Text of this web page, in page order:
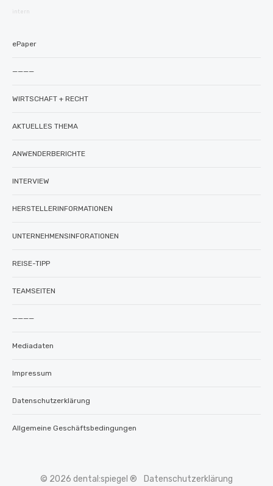
intern
ePaper
————
WIRTSCHAFT + RECHT
AKTUELLES THEMA
ANWENDERBERICHTE
INTERVIEW
HERSTELLERINFORMATIONEN
UNTERNEHMENSINFORATIONEN
REISE-TIPP
TEAMSEITEN
————
Mediadaten
Impressum
Datenschutzerklärung
Allgemeine Geschäftsbedingungen
© 2026 dental:spiegel ® Datenschutzerklärung